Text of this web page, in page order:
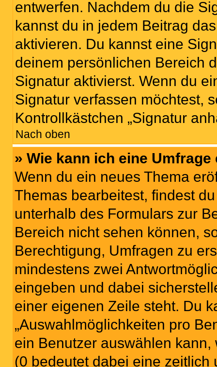
entwerfen. Nachdem du die
kannst du in jedem Beitrag
aktivieren. Du kannst eine
deinem persönlichen Bereich
Signatur aktivierst. Wenn du
Signatur verfassen möchtest,
Kontrollkästchen „Signatur
Nach oben
» Wie kann ich eine
Wenn du ein neues Thema
Themas bearbeitest, findest
unterhalb des Formulars zur
Bereich nicht sehen können,
Berechtigung, Umfragen zu
mindestens zwei
eingeben und dabei
einer eigenen Zeile steht. Du
„Auswahlmöglichkeiten pro
ein Benutzer auswählen
(0 bedeutet dabei eine zeitlich